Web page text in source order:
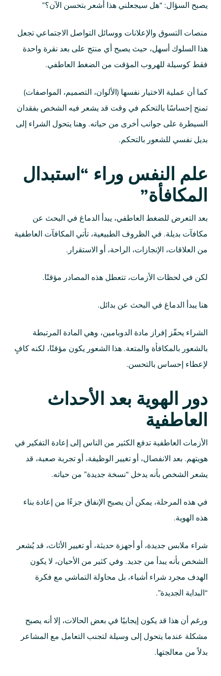
يصبح السؤال: “هل سيجعلني هذا أشعر بتحسن الآن؟”
منصات التسوق والإعلانات ووسائل التواصل الاجتماعي تجعل
هذا السلوك أسهل، حيث يصبح أي منتج على بعد نقرة واحدة
فقط كوسيلة للهروب المؤقت من الضغط العاطفي.
كما أن عملية الاختيار نفسها (الألوان، التصميم، المواصفات)
تمنح إحساسًا بالتحكم في وقت قد يشعر فيه الشخص بفقدان
السيطرة على جوانب أخرى من حياته. وهنا يتحول الشراء إلى
بديل نفسي للشعور بالتحكم.
علم النفس وراء “استبدال
المكافأة”
بعد التعرض للضغط العاطفي، يبدأ الدماغ في البحث عن
مكافآت بديلة. في الظروف الطبيعية، تأتي المكافآت العاطفية
من العلاقات، الإنجازات، الراحة، أو الاستقرار.
لكن في لحظات الأزمات، تتعطل هذه المصادر مؤقتًا.
هنا يبدأ الدماغ في البحث عن بدائل.
الشراء يحفّز إفراز مادة الدوبامين، وهي المادة المرتبطة
بالشعور بالمكافأة والمتعة. هذا الشعور يكون مؤقتًا، لكنه كافٍ
لإعطاء إحساس بالتحسن.
دور الهوية بعد الأحداث
العاطفية
الأزمات العاطفية تدفع الكثير من الناس إلى إعادة التفكير في
هويتهم. بعد الانفصال، أو تغيير الوظيفة، أو تجربة صعبة، قد
يشعر الشخص بأنه يدخل “نسخة جديدة” من حياته.
في هذه المرحلة، يمكن أن يصبح الإنفاق جزءًا من إعادة بناء
هذه الهوية.
شراء ملابس جديدة، أو أجهزة حديثة، أو تغيير الأثاث، قد يُشعر
الشخص بأنه يبدأ من جديد. وفي كثير من الأحيان، لا يكون
الهدف مجرد شراء أشياء، بل محاولة التماشي مع فكرة
“البداية الجديدة”.
ورغم أن هذا قد يكون إيجابيًا في بعض الحالات، إلا أنه يصبح
مشكلة عندما يتحول إلى وسيلة لتجنب التعامل مع المشاعر
بدلاً من معالجتها.